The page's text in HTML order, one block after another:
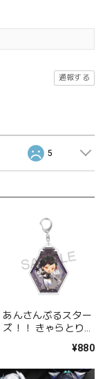
通報する
5
あんさんぶるスター
ズ！！ きゃらとりあ
¥880